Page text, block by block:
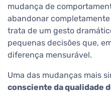
mudança de
abandonar
trata de um gesto
pequenas decisões que,
diferença mensurável.
Uma das mudanças mais
consciente da qualidade